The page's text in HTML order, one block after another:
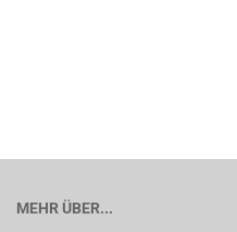
MEHR ÜBER...